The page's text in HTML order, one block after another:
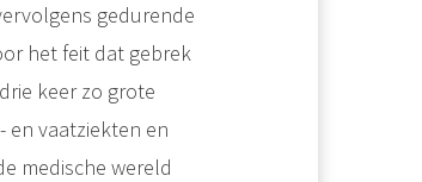
gedurende
het feit dat gebrek
keer zo grote
en vaatziekten en
medische wereld